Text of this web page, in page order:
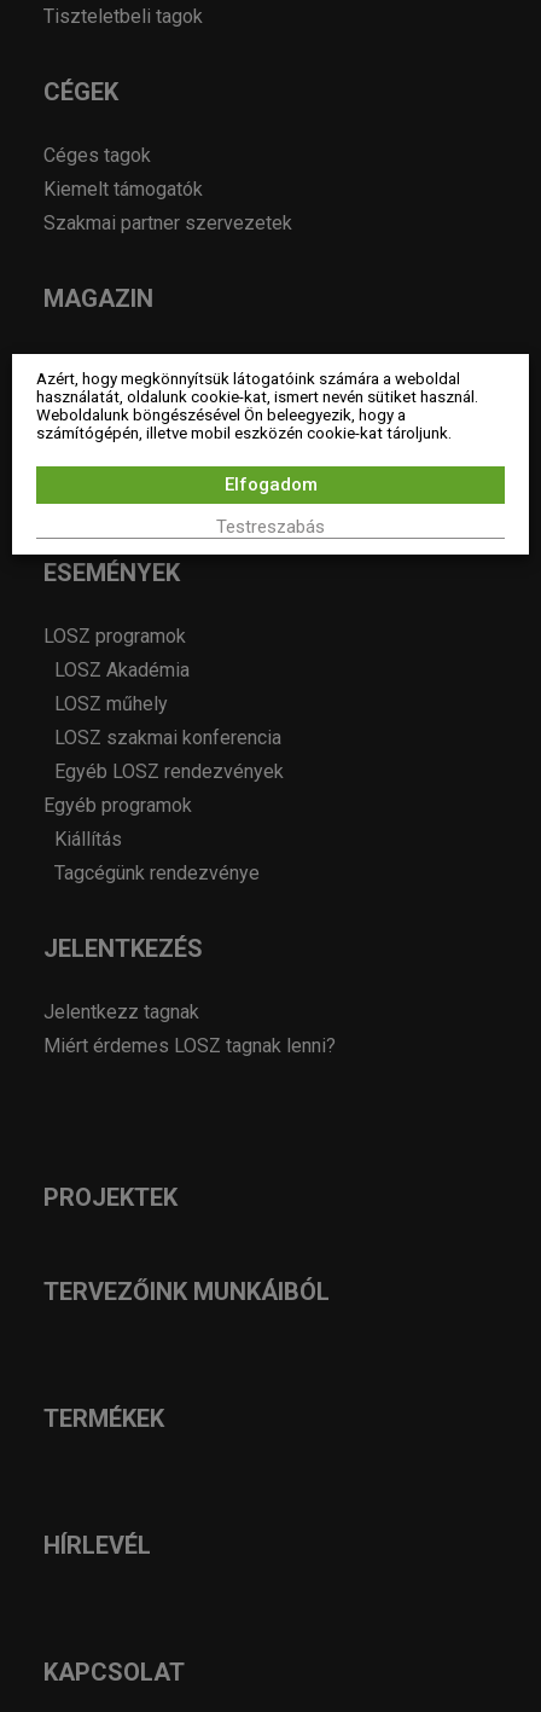
Tiszteletbeli tagok
CÉGEK
Céges tagok
Kiemelt támogatók
Szakmai partner szervezetek
MAGAZIN
Hírek
Év lakberendezője pályázatok
Pályázatok
Álláshirdetés
ESEMÉNYEK
LOSZ programok
LOSZ Akadémia
LOSZ műhely
LOSZ szakmai konferencia
Egyéb LOSZ rendezvények
Egyéb programok
Kiállítás
Tagcégünk rendezvénye
JELENTKEZÉS
Jelentkezz tagnak
Miért érdemes LOSZ tagnak lenni?
PROJEKTEK
TERVEZŐINK MUNKÁIBÓL
TERMÉKEK
HÍRLEVÉL
KAPCSOLAT
Azért, hogy megkönnyítsük látogatóink számára a weboldal
használatát, oldalunk cookie-kat, ismert nevén sütiket használ.
Weboldalunk böngészésével Ön beleegyezik, hogy a
számítógépén, illetve mobil eszközén cookie-kat tároljunk.
Testreszabás
Elfogadom